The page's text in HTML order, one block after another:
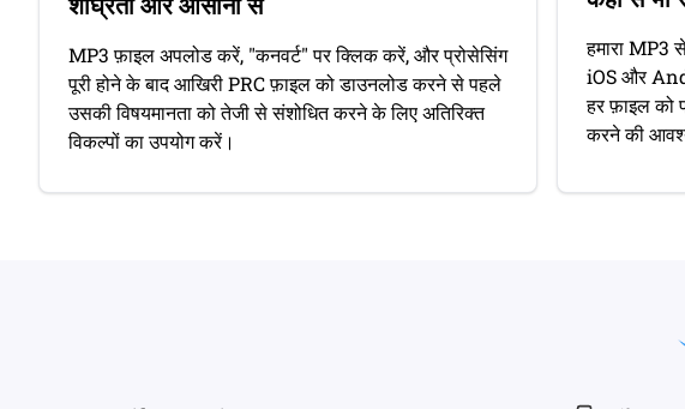
MP3 फ़ाइल अपलोड करें, "कनवर्ट" पर क्लिक करें, और प्रोसेसिंग
पूरी होने के बाद आखिरी PRC फ़ाइल को डाउनलोड करने से पहले
उसकी विषयमानता को तेजी से संशोधित करने के लिए अतिरिक्त
विकल्पों का उपयोग करें।
हमारा
iOS और
हर फ़ाइल को
करने की